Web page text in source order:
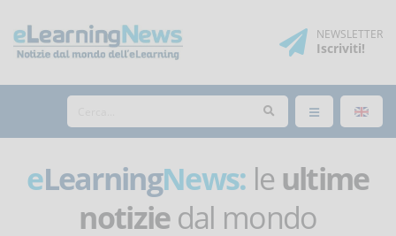
NEWSLETTER
Iscriviti!
eLearningNews: le ultime
notiziedal mondo